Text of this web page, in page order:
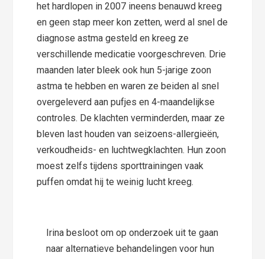
het hardlopen in 2007 ineens benauwd kreeg
en geen stap meer kon zetten, werd al snel de
diagnose astma gesteld en kreeg ze
verschillende medicatie voorgeschreven. Drie
maanden later bleek ook hun 5-jarige zoon
astma te hebben en waren ze beiden al snel
overgeleverd aan pufjes en 4-maandelijkse
controles. De klachten verminderden, maar ze
bleven last houden van seizoens-allergieën,
verkoudheids- en luchtwegklachten. Hun zoon
moest zelfs tijdens sporttrainingen vaak
puffen omdat hij te weinig lucht kreeg.
Irina besloot om op onderzoek uit te gaan
naar alternatieve behandelingen voor hun